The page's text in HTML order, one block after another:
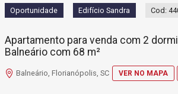
Oportunidade Edifício Sandra Cod:
Apartamento para venda com 2
Balneário com 68 m²
Balneário, Florianópolis, SC VER NO MAPA